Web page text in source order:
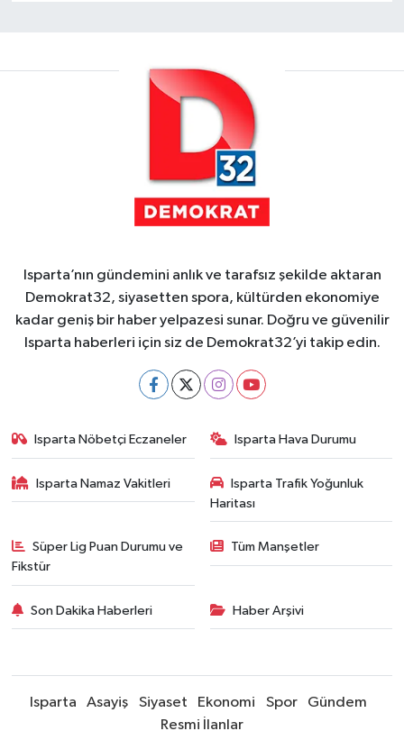
Isparta’nın gündemini anlık ve tarafsız şekilde aktaran
Demokrat32, siyasetten spora, kültürden ekonomiye
kadar geniş bir haber yelpazesi sunar. Doğru ve güvenilir
Isparta haberleri için siz de Demokrat32’yi takip edin.
Isparta Nöbetçi Eczaneler Isparta Hava Durumu
Isparta Namaz Vakitleri
Isparta Trafik Yoğunluk
Haritası
Süper Lig Puan Durumu ve
Fikstür
Tüm Manşetler
Son Dakika Haberleri Haber Arşivi
Isparta Asayiş Siyaset Ekonomi Spor
Gündem
Resmi İlanlar